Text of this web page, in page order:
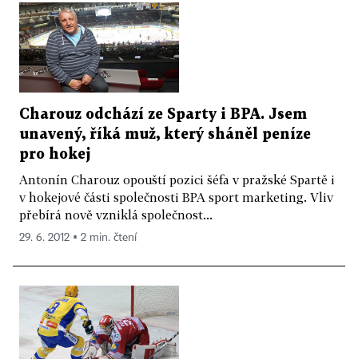
Charouz odchází ze Sparty i BPA. Jsem
unavený, říká muž, který sháněl peníze
pro hokej
Antonín Charouz opouští pozici šéfa v pražské Spartě i
v hokejové části společnosti BPA sport marketing. Vliv
přebírá nově vzniklá společnost...
29. 6. 2012 ▪ 2 min. čtení